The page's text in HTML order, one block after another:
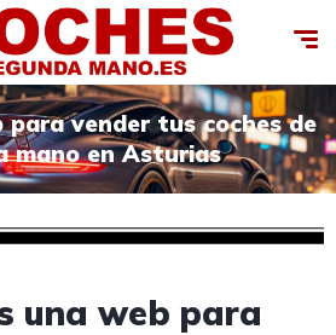
para vender tus coches de
mano en Asturias
una web para